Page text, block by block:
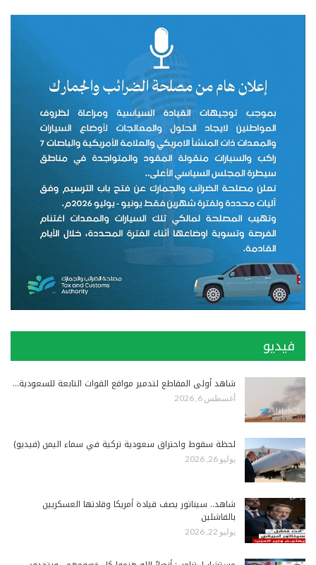
فيديو
شاهد أولى المقاطع لتدمير مواقع القوات التابعة للسعودية…
أغسطس 6, 2026
لحظة سقوط واحتراق سعودية تركية في سماء اليمن (فيديو)
يوليو 26, 2026
شاهد.. سيناتور يصف قيادة أمريكا وقادتها العسكريين
بالفاشلين
يوليو 22, 2026